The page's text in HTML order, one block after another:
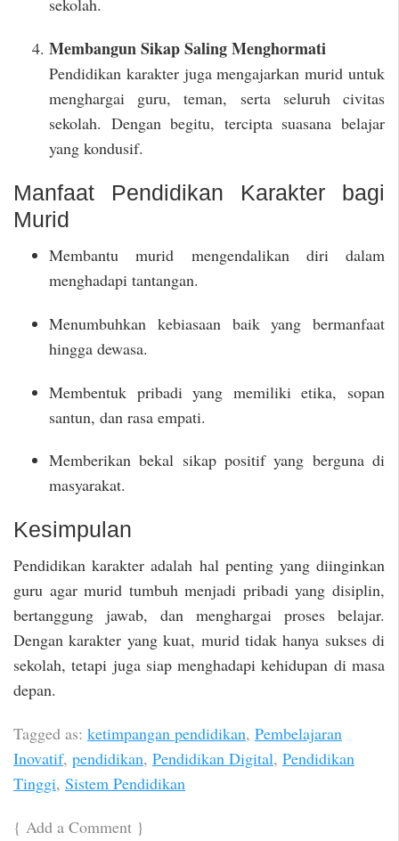
sekolah.
Membangun Sikap Saling Menghormati
Pendidikan karakter juga mengajarkan murid untuk
menghargai guru, teman, serta seluruh civitas
sekolah. Dengan begitu, tercipta suasana belajar
yang kondusif.
Manfaat Pendidikan Karakter bagi
Murid
Membantu murid mengendalikan diri dalam
menghadapi tantangan.
Menumbuhkan kebiasaan baik yang bermanfaat
hingga dewasa.
Membentuk pribadi yang memiliki etika, sopan
santun, dan rasa empati.
Memberikan bekal sikap positif yang berguna di
masyarakat.
Kesimpulan
Pendidikan karakter adalah hal penting yang diinginkan
guru agar murid tumbuh menjadi pribadi yang disiplin,
bertanggung jawab, dan menghargai proses belajar.
Dengan karakter yang kuat, murid tidak hanya sukses di
sekolah, tetapi juga siap menghadapi kehidupan di masa
depan.
Tagged as: ketimpangan pendidikan, Pembelajaran
Inovatif, pendidikan, Pendidikan Digital, Pendidikan
Tinggi, Sistem Pendidikan
{ Add a Comment }